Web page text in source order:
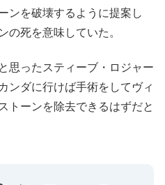
ンを破壊するように提案し
の死を意味していた。
思ったスティーブ・ロジャー
ンダに行けば手術をしてヴィ
トーンを除去できるはずだと